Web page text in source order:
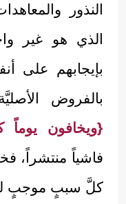
النذور
الذي هو غير
بإيجابهم على
بالفروض
{ويخافون
فاشياً منتشراً،
كلَّ سببٍ موجبٍ